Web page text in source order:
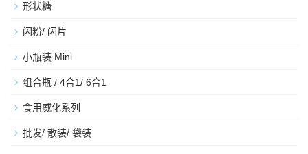
形状糖
闪粉/ 闪片
小瓶装 Mini
组合瓶 / 4合1/ 6合1
食用威化系列
批发/ 散装/ 袋装